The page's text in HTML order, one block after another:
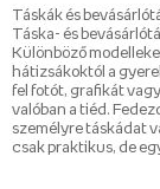
Táskák és
Táska- és
Különböző
hátizsákoktól a
fel fotót, grafikát
valóban a tiéd.
személyre táskádat
csak praktikus, de